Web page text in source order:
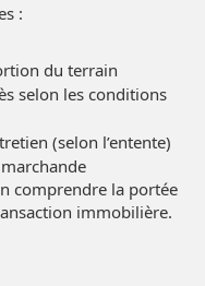
:
du terrain
selon les conditions
(selon l’entente)
comprendre la portée
immobilière.